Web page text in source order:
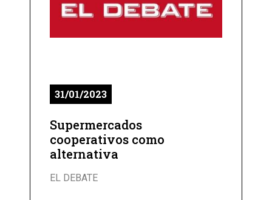
31/01/2023
Supermercados
cooperativos como
alternativa
EL DEBATE